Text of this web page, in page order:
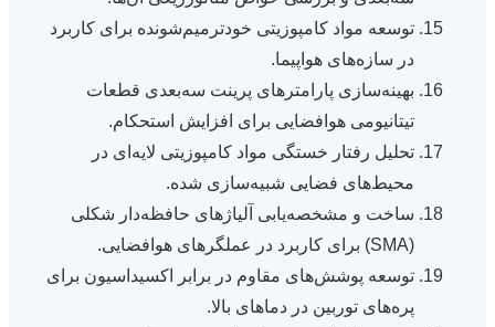
توسعه مواد کامپوزیتی خودترمیم‌شونده برای کاربرد
در سازه‌های هواپیما.
بهینه‌سازی پارامترهای پرینت سه‌بعدی قطعات
تیتانیومی هوافضایی برای افزایش استحکام.
تحلیل رفتار خستگی مواد کامپوزیتی لایه‌ای در
محیط‌های فضایی شبیه‌سازی شده.
ساخت و مشخصه‌یابی آلیاژهای حافظه‌دار شکلی
(SMA) برای کاربرد در عملگرهای هوافضایی.
توسعه پوشش‌های مقاوم در برابر اکسیداسیون برای
پره‌های توربین در دماهای بالا.